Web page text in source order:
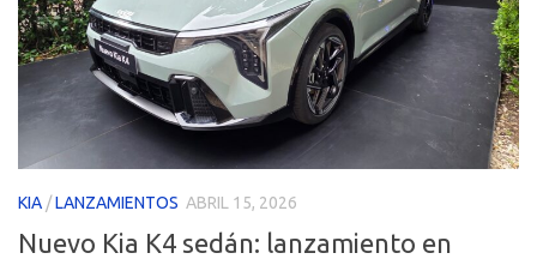
KIA /LANZAMIENTOS ABRIL 15, 2026
Nuevo Kia K4 sedán: lanzamiento en